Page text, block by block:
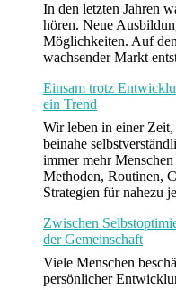
In den letzten Jahren
hören. Neue
Möglichkeiten. Auf
wachsender Markt
Einsam trotz
ein Trend
Wir leben in einer
beinahe
immer mehr
Methoden, Routinen,
Strategien für nahezu
Zwischen
der Gemeinschaft
Viele Menschen
persönlicher